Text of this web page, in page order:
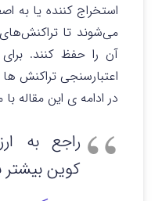
استخراج کننده یا به
می‌شوند تا
آن را حفظ کنند.
اعتبارسنجی تراکنش
در ادامه ی این مقاله
راجع به
کوین بیشتر